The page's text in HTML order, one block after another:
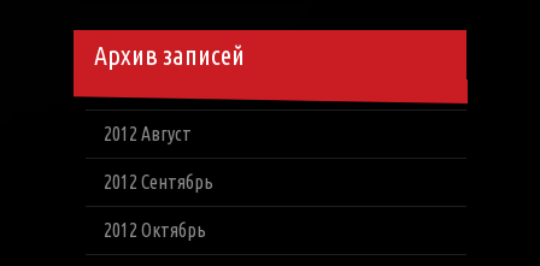
Архив записей
2012 Август
2012 Сентябрь
2012 Октябрь